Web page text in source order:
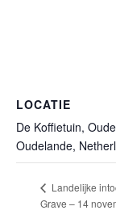
LOCATIE
De Koffietuin,
Oudelande,
Landelijke
Grave – 14